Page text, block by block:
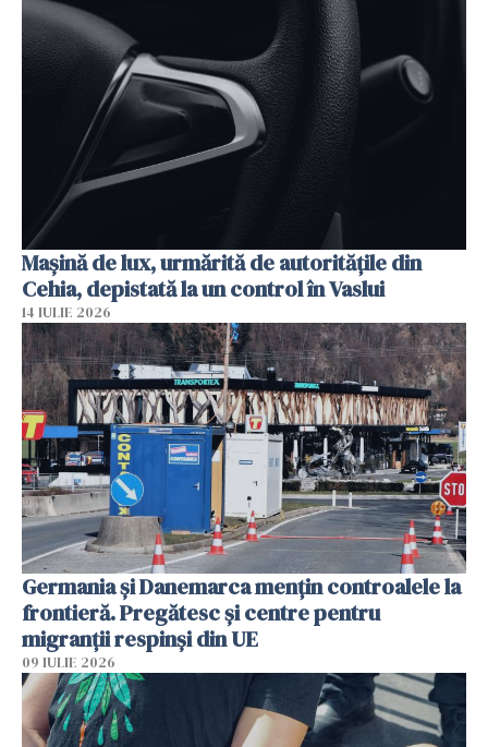
Mașină de lux, urmărită de autoritățile din
Cehia, depistată la un control în Vaslui
14 IULIE 2026
Germania și Danemarca mențin controalele la
frontieră. Pregătesc și centre pentru
migranții respinși din UE
09 IULIE 2026